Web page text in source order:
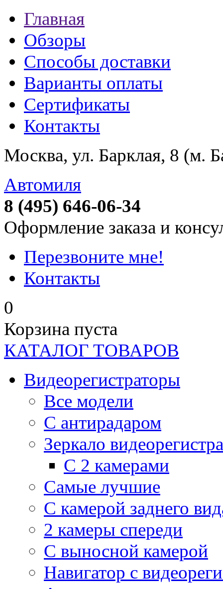
Главная
Обзоры
Способы доставки
Варианты оплаты
Сертификаты
Контакты
Москва, ул. Барклая, 8 (м.
Автомиля
8 (495) 646-06-34
Оформление заказа и
Перезвоните мне!
Контакты
0
Корзина пуста
КАТАЛОГ ТОВАРОВ
Видеорегистраторы
Все модели
C антирадаром
Зеркало
С 2 камерами
Самые лучшие
С камерой заднего
2 камеры спереди
С выносной камерой
Навигатор с